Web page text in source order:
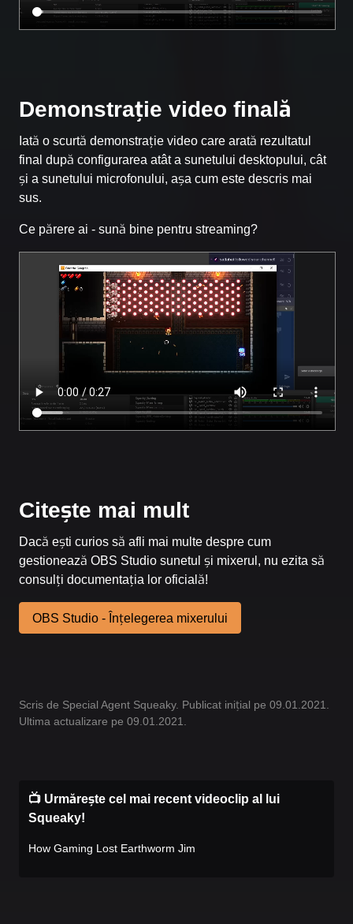
Demonstrație video finală
Iată o scurtă demonstrație video care arată rezultatul
final după configurarea atât a sunetului desktopului, cât
și a sunetului microfonului, așa cum este descris mai
sus.
Ce părere ai - sună bine pentru streaming?
Citeşte mai mult
Dacă ești curios să afli mai multe despre cum
gestionează OBS Studio sunetul și mixerul, nu ezita să
consulți documentația lor oficială!
OBS Studio - Înțelegerea mixerului
Scris de Special Agent Squeaky. Publicat inițial pe 09.01.2021.
Ultima actualizare pe 09.01.2021.
📺 Urmărește cel mai recent videoclip al lui
Squeaky!
How Gaming Lost Earthworm Jim